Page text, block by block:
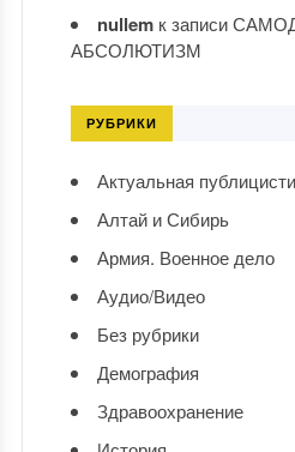
nullemк записи
АБСОЛЮТИЗМ
РУБРИКИ
Актуальная
Алтай и Сибирь
Армия. Военное дело
Аудио/Видео
Без рубрики
Демография
Здравоохранение